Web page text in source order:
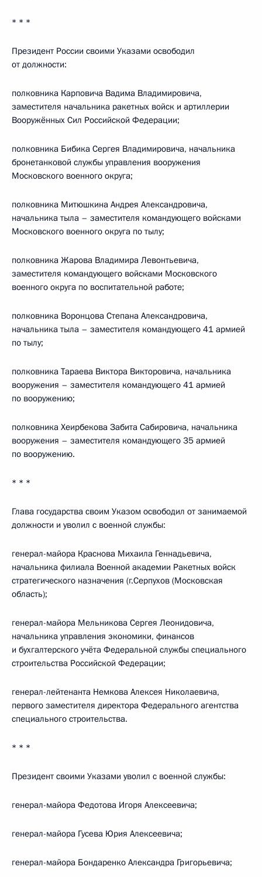
* * *
Президент России своими Указами освободил
от должности:
полковника Карповича Вадима Владимировича,
заместителя начальника ракетных войск и артиллерии
Вооружённых Сил Российской Федерации;
полковника Бибика Сергея Владимировича, начальника
бронетанковой службы управления вооружения
Московского военного округа;
полковника Митюшкина Андрея Александровича,
начальника тыла – заместителя командующего войсками
Московского военного округа по тылу;
полковника Жарова Владимира Левонтьевича,
заместителя командующего войсками Московского
военного округа по воспитательной работе;
полковника Воронцова Степана Александровича,
начальника тыла – заместителя командующего 41 армией
по тылу;
полковника Тараева Виктора Викторовича, начальника
вооружения – заместителя командующего 41 армией
по вооружению;
полковника Хеирбекова Забита Сабировича, начальника
вооружения – заместителя командующего 35 армией
по вооружению.
* * *
Глава государства своим Указом освободил от занимаемой
должности и уволил с военной службы:
генерал-майора Краснова Михаила Геннадьевича,
начальника филиала Военной академии Ракетных войск
стратегического назначения (г.Серпухов (Московская
область);
генерал-майора Мельникова Сергея Леонидовича,
начальника управления экономики, финансов
и бухгалтерского учёта Федеральной службы специального
строительства Российской Федерации;
генерал-лейтенанта Немкова Алексея Николаевича,
первого заместителя директора Федерального агентства
специального строительства.
* * *
Президент своими Указами уволил с военной службы:
генерал-майора Федотова Игоря Алексеевича;
генерал-майора Гусева Юрия Алексеевича;
генерал-майора Бондаренко Александра Григорьевича;